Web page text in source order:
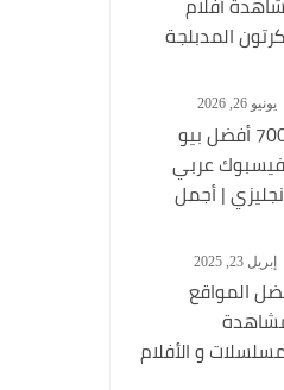
المدبلجة
يونيو 26, 2026
+700 أفضل بيو
عربي
| أجمل
للفيسبوك 2026
Facebook Stylish
إبريل 23, 2025
المواقع
و الأفلام